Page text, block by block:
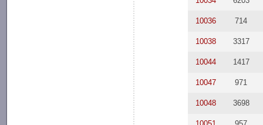
10036 714
10038 3317
10044 1417
10047 971
10048 3698